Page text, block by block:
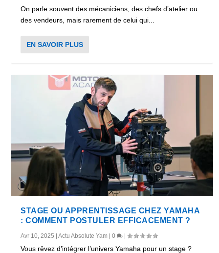
On parle souvent des mécaniciens, des chefs d’atelier ou
des vendeurs, mais rarement de celui qui...
EN SAVOIR PLUS
STAGE OU APPRENTISSAGE CHEZ YAMAHA
: COMMENT POSTULER EFFICACEMENT ?
Avr 10, 2025 |Actu Absolute Yam |0 |
Vous rêvez d’intégrer l’univers Yamaha pour un stage ?